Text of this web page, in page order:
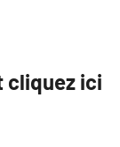
cliquez ici